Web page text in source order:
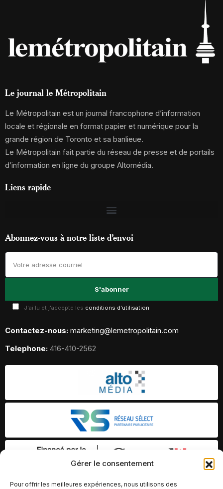
Gérer le consentement
Pour offrir les meilleures expériences, nous utilisons des
Le journal le Métropolitain
Le Métropolitain est un journal francophone d’information
locale et régionale en format papier et numérique pour la
grande région de Toronto et sa banlieue.
Le Métropolitain fait partie du réseau de presse et de portails
d’information en ligne du groupe Altomédia.
Liens rapide
Abonnez-vous à notre liste d’envoi
J'ai lu et j'accepte les conditions d'utilisation
Contactez-nous: marketing@lemetropolitain.com
Telephone: 416-410-2562